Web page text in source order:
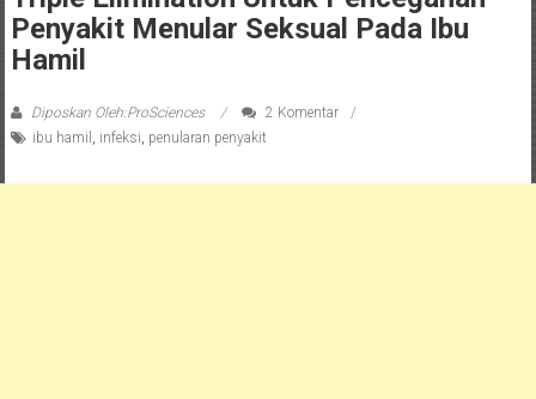
Penyakit Menular Seksual Pada Ibu
Hamil
Diposkan Oleh:ProSciences
2 Komentar
ibu hamil , infeksi, penularan penyakit